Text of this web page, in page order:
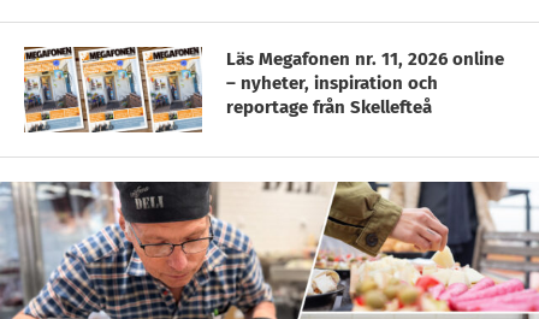
Läs Megafonen nr. 11, 2026 online
– nyheter, inspiration och
reportage från Skellefteå